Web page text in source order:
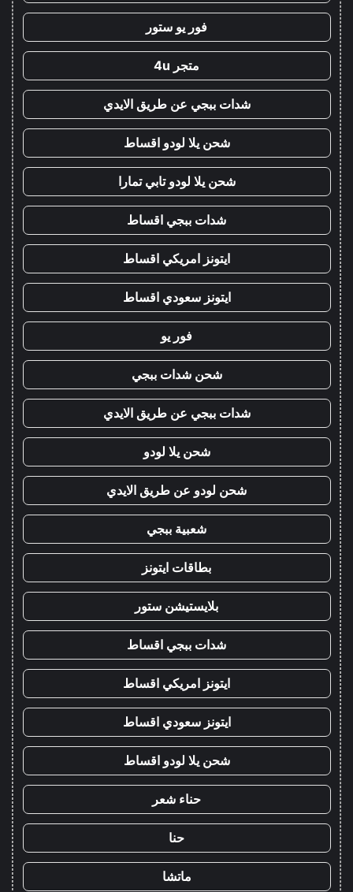
فور يو ستور
متجر 4u
شدات ببجي عن طريق الايدي
شحن يلا لودو اقساط
شحن يلا لودو تابي تمارا
شدات ببجي اقساط
ايتونز امريكي اقساط
ايتونز سعودي اقساط
فور يو
شحن شدات ببجي
شدات ببجي عن طريق الايدي
شحن يلا لودو
شحن لودو عن طريق الايدي
شعبية ببجي
بطاقات ايتونز
بلايستيشن ستور
شدات ببجي اقساط
ايتونز امريكي اقساط
ايتونز سعودي اقساط
شحن يلا لودو اقساط
حناء شعر
حنا
ماتشا